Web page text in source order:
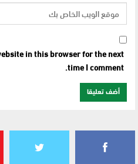
in this browser for the next
time I comment.